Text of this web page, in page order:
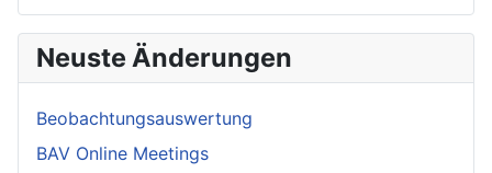
Neuste Änderungen
Beobachtungsauswertung
BAV Online Meetings